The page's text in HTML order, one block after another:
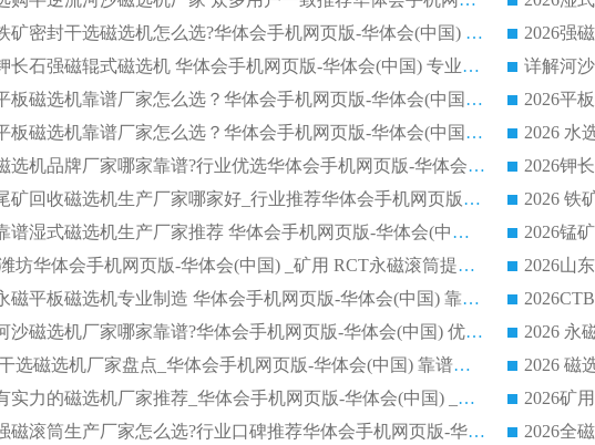
2026铁矿密封干选磁选机怎么选?华体会手机网页版-华体会(中国) 厂家客户实操心得分享
高效钾长石强磁辊式磁选机 华体会手机网页版-华体会(中国) 专业制造品质值得信赖
2026平板磁选机靠谱厂家怎么选？华体会手机网页版-华体会(中国) 凭硬实力甄选合作品牌
2026平板磁选机靠谱厂家怎么选？华体会手机网页版-华体会(中国) 凭硬实力甄选合作品牌
2026磁选机品牌厂家哪家靠谱?行业优选华体会手机网页版-华体会(中国) 实力出众
2026尾矿回收磁选机生产厂家哪家好_行业推荐华体会手机网页版-华体会(中国)
2026靠谱湿式磁选机生产厂家推荐 华体会手机网页版-华体会(中国) 技术与实力兼具
2026 潍坊华体会手机网页版-华体会(中国) _矿用 RCT永磁滚筒提纯设备 厂家实力与应用优势全解析
2026永磁平板磁选机专业制造 华体会手机网页版-华体会(中国) 靠谱生产厂家
2026河沙磁选机厂家哪家靠谱?华体会手机网页版-华体会(中国) 优质河沙磁选机厂家推荐
2026 干选磁选机厂家盘点_华体会手机网页版-华体会(中国) 靠谱品牌选型指南
2026有实力的磁选机厂家推荐_华体会手机网页版-华体会(中国) _行业标杆与优质厂商盘点
2026强磁滚筒生产厂家怎么选?行业口碑推荐华体会手机网页版-华体会(中国)